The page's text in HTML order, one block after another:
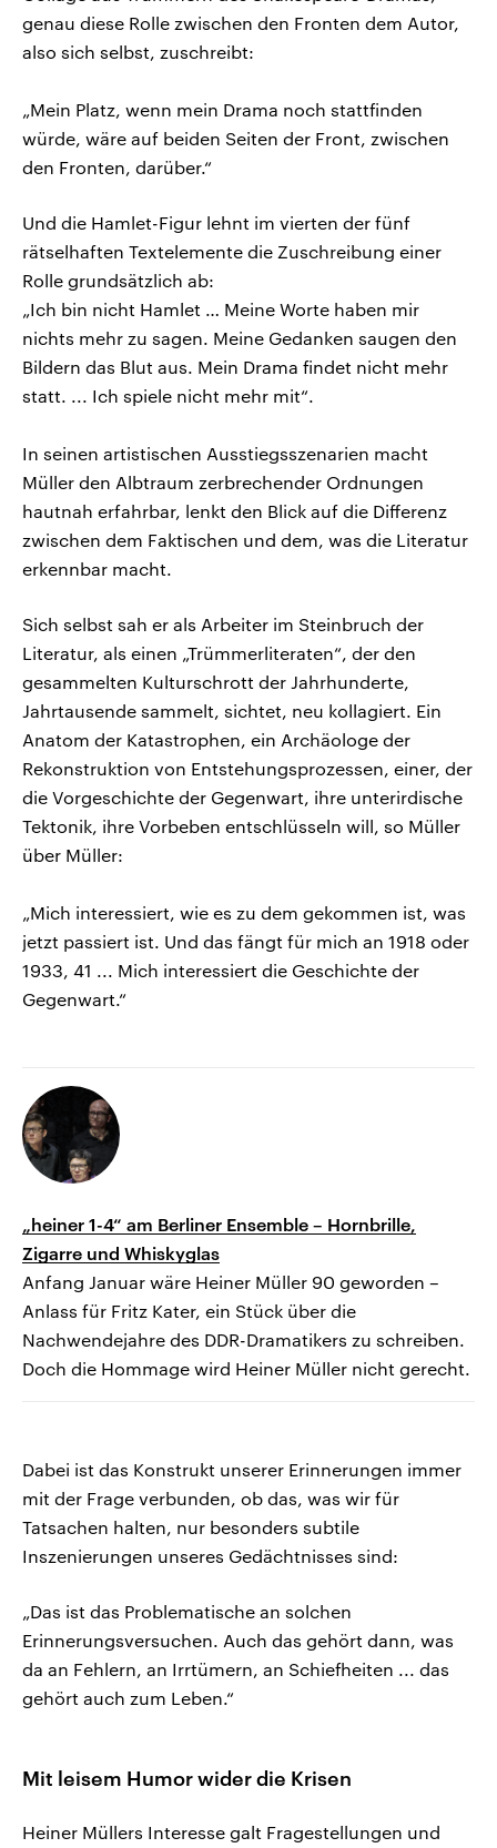
genau diese Rolle zwischen den Fronten dem Autor,
also sich selbst, zuschreibt:
„Mein Platz, wenn mein Drama noch stattfinden
würde, wäre auf beiden Seiten der Front, zwischen
den Fronten, darüber.“
Und die Hamlet-Figur lehnt im vierten der fünf
rätselhaften Textelemente die Zuschreibung einer
Rolle grundsätzlich ab:
„Ich bin nicht Hamlet … Meine Worte haben mir
nichts mehr zu sagen. Meine Gedanken saugen den
Bildern das Blut aus. Mein Drama findet nicht mehr
statt. ... Ich spiele nicht mehr mit“.
In seinen artistischen Ausstiegsszenarien macht
Müller den Albtraum zerbrechender Ordnungen
hautnah erfahrbar, lenkt den Blick auf die Differenz
zwischen dem Faktischen und dem, was die Literatur
erkennbar macht.
Sich selbst sah er als Arbeiter im Steinbruch der
Literatur, als einen „Trümmerliteraten“, der den
gesammelten Kulturschrott der Jahrhunderte,
Jahrtausende sammelt, sichtet, neu kollagiert. Ein
Anatom der Katastrophen, ein Archäologe der
Rekonstruktion von Entstehungsprozessen, einer, der
die Vorgeschichte der Gegenwart, ihre unterirdische
Tektonik, ihre Vorbeben entschlüsseln will, so Müller
über Müller:
„Mich interessiert, wie es zu dem gekommen ist, was
jetzt passiert ist. Und das fängt für mich an 1918 oder
1933, 41 ... Mich interessiert die Geschichte der
Gegenwart.“
„heiner 1-4“ am Berliner Ensemble – Hornbrille,
Zigarre und Whiskyglas
Anfang Januar wäre Heiner Müller 90 geworden –
Anlass für Fritz Kater, ein Stück über die
Nachwendejahre des DDR-Dramatikers zu schreiben.
Doch die Hommage wird Heiner Müller nicht gerecht.
Dabei ist das Konstrukt unserer Erinnerungen immer
mit der Frage verbunden, ob das, was wir für
Tatsachen halten, nur besonders subtile
Inszenierungen unseres Gedächtnisses sind:
„Das ist das Problematische an solchen
Erinnerungsversuchen. Auch das gehört dann, was
da an Fehlern, an Irrtümern, an Schiefheiten ... das
gehört auch zum Leben.“
Mit leisem Humor wider die Krisen
Heiner Müllers Interesse galt Fragestellungen und